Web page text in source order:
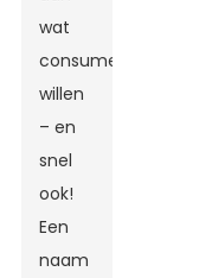
wat
consumenten
willen
– en
snel
ook!
Een
naam